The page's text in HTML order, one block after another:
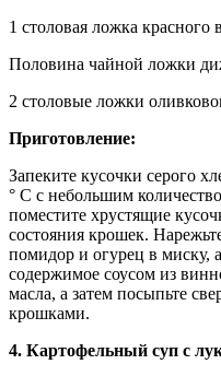
1 столовая ложка красного
Половина чайной ложки
2 столовые ложки
Приготовление:
Запеките кусочки серого
° C с небольшим
поместите хрустящие
состояния крошек.
помидор и огурец в миску,
содержимое соусом из
масла, а затем посыпьте
крошками.
4. Картофельный суп с